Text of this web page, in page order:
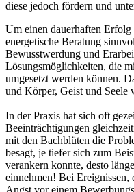
diese jedoch fördern und
Um einen dauerhaften
energetische Beratung
Bewusstwerdung und
Lösungsmöglichkeiten, die
umgesetzt werden können.
und Körper, Geist und
In der Praxis hat sich oft
Beeinträchtigungen
mit den Bachblüten die
besagt, je tiefer sich zum
verankern konnte, desto
einnehmen! Bei